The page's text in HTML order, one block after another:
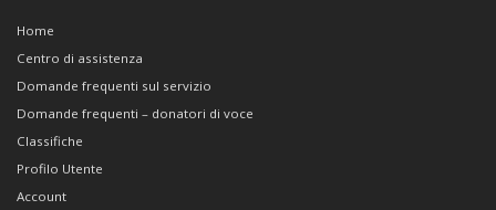
Home
Centro di assistenza
Domande frequenti sul servizio
Domande frequenti – donatori di voce
Classifiche
Profilo Utente
Account